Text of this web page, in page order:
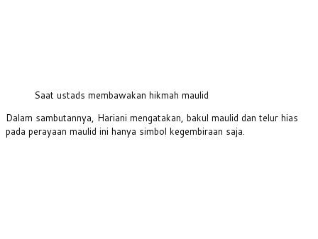
Saat ustads membawakan hikmah maulid
Dalam sambutannya, Hariani mengatakan, bakul maulid dan telur hias
pada perayaan maulid ini hanya simbol kegembiraan saja.